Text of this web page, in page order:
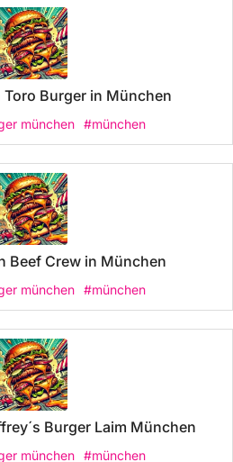
Toro Burger in München
münchen #münchen
Beef Crew in München
münchen #münchen
Burger Laim München
münchen #münchen